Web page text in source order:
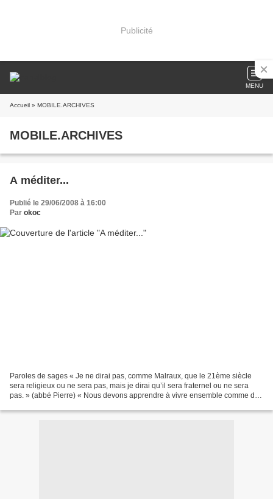
Publicité
MENU
Accueil » MOBILE.ARCHIVES
MOBILE.ARCHIVES
A méditer...
Publié le 29/06/2008 à 16:00
Par okoc
Paroles de sages « Je ne dirai pas, comme Malraux, que le 21ème siècle
sera religieux ou ne sera pas, mais je dirai qu’il sera fraternel ou ne sera
pas. » (abbé Pierre) « Nous devons apprendre à vivre ensemble comme des